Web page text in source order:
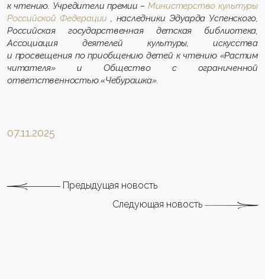
к чтению. Учредители премии – Министерство культуры
Российской Федерации , наследники Эдуарда Успенского,
Российская государственная детская библиотека,
Ассоциация деятелей культуры, искусства
и просвещения по приобщению детей к чтению «Растим
читателя» и Общество с ограниченной
ответственностью «Чебурашка».
07.11.2025
Предыдущая новость
Следующая новость